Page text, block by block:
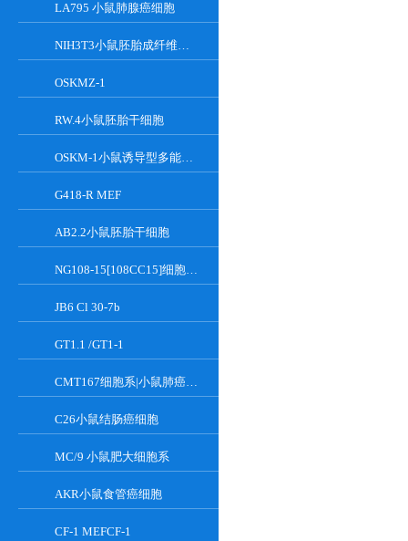
LA795 小鼠肺腺癌细胞
NIH3T3小鼠胚胎成纤维细胞
OSKMZ-1
RW.4小鼠胚胎干细胞
OSKM-1小鼠诱导型多能干细胞
G418-R MEF
AB2.2小鼠胚胎干细胞
NG108-15[108CC15]细胞系|小鼠神经母瘤与大鼠胶质瘤之融合细胞
JB6 Cl 30-7b
GT1.1 /GT1-1
CMT167细胞系|小鼠肺癌细胞
C26小鼠结肠癌细胞
MC/9 小鼠肥大细胞系
AKR小鼠食管癌细胞
CF-1 MEFCF-1